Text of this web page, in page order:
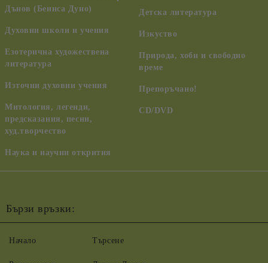
Дънов (Беинса Дуно)
Духовни школи и учения
Езотерична художествена
литература
Източни духовни учения
Митология, легенди,
предсказания, песни,
худ.творчество
Наука и научни открития
Детска литература
Изкуство
Природа, хоби и свободно
време
Препоръчано!
CD/DVD
Бързи връзки:
Начало Търсене